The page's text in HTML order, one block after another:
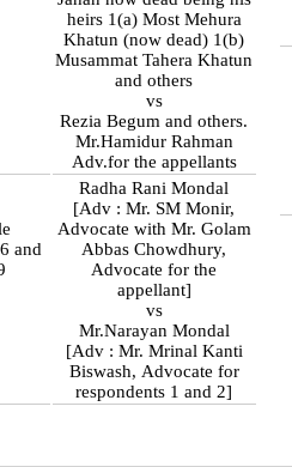
heirs 1(a) Most Mehura
Khatun (now dead) 1(b)
Musammat Tahera Khatun
and others
vs
Rezia Begum and others.
Mr.Hamidur Rahman
Adv.for the appellants
and
Radha Rani Mondal
[Adv : Mr. SM Monir,
Advocate with Mr. Golam
Abbas Chowdhury,
Advocate for the
appellant]
vs
Mr.Narayan Mondal
[Adv : Mr. Mrinal Kanti
Biswash, Advocate for
respondents 1 and 2]